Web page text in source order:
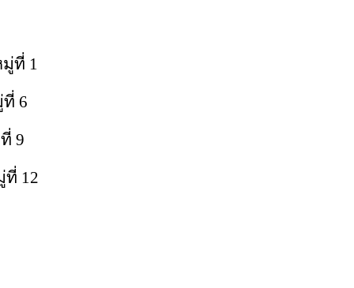
ที่ 1
6
9
12